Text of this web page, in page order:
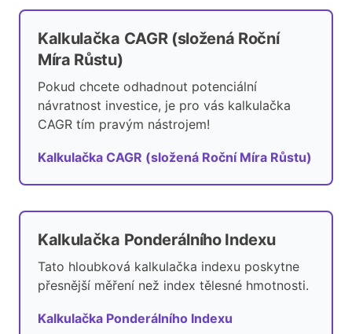
Kalkulačka CAGR (složená Roční
Míra Růstu)
Pokud chcete odhadnout potenciální
návratnost investice, je pro vás kalkulačka
CAGR tím pravým nástrojem!
Kalkulačka CAGR (složená Roční Míra Růstu)
Kalkulačka Ponderálního Indexu
Tato hloubková kalkulačka indexu poskytne
přesnější měření než index tělesné hmotnosti.
Kalkulačka Ponderálního Indexu